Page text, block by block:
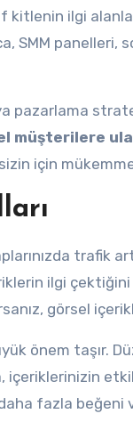
kitlenin ilgi
SMM panelleri,
pazarlama
müşterilere
için
trafik
ilgi
görsel
önem taşır.
içeriklerinizin
fazla beğeni